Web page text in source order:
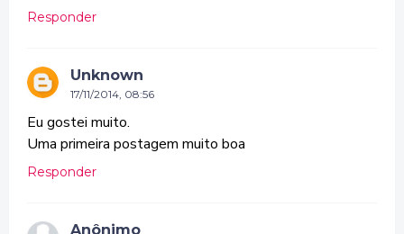
Responder
Unknown
17/11/2014, 08:56
Eu gostei muito.
Uma primeira postagem muito boa
Responder
Anônimo